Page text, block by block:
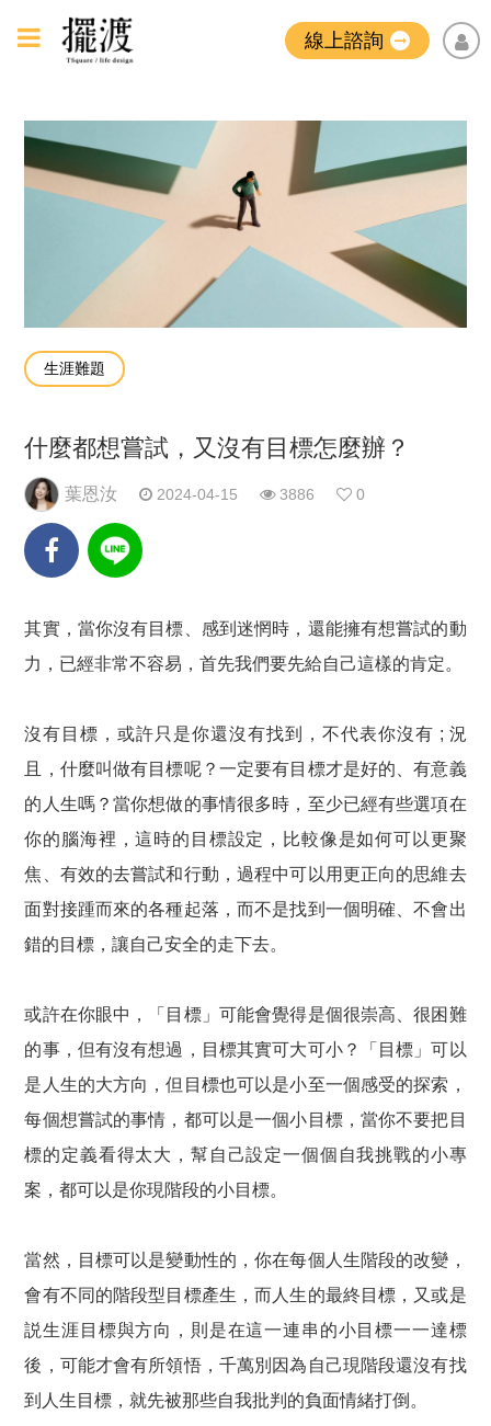
線上諮詢
生涯難題
什麼都想嘗試，又沒有目標怎麼辦？
葉恩汝 2024-04-15 3886 0
其實，當你沒有目標、感到迷惘時，還能擁有想嘗試的動
力，已經非常不容易，首先我們要先給自己這樣的肯定。
沒有目標，或許只是你還沒有找到，不代表你沒有 ; 況
且，什麼叫做有目標呢？一定要有目標才是好的、有意義
的人生嗎？當你想做的事情很多時，至少已經有些選項在
你的腦海裡，這時的目標設定，比較像是如何可以更聚
焦、有效的去嘗試和行動，過程中可以用更正向的思維去
面對接踵而來的各種起落，而不是找到一個明確、不會出
錯的目標，讓自己安全的走下去。
或許在你眼中，「目標」可能會覺得是個很崇高、很困難
的事，但有沒有想過，目標其實可大可小？「目標」可以
是人生的大方向，但目標也可以是小至一個感受的探索，
每個想嘗試的事情，都可以是一個小目標，當你不要把目
標的定義看得太大，幫自己設定一個個自我挑戰的小專
案，都可以是你現階段的小目標。
當然，目標可以是變動性的，你在每個人生階段的改變，
會有不同的階段型目標產生，而人生的最終目標，又或是
説生涯目標與方向，則是在這一連串的小目標一一達標
後，可能才會有所領悟，千萬別因為自己現階段還沒有找
到人生目標，就先被那些自我批判的負面情緒打倒。